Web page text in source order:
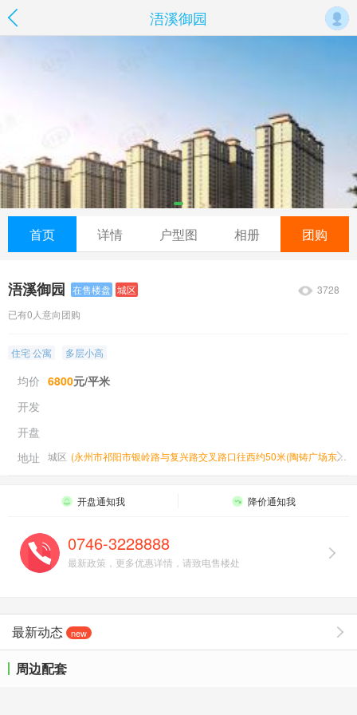
浯溪御园
首页 详情 户型图 相册 团购
3728
浯溪御园 在售楼盘 城区
已有0人意向团购
住宅 公寓 多层小高
均价 6800元/平米
开发
开盘
地址
城区 (永州市祁阳市银岭路与复兴路交叉路口往西约50米(陶铸广场东南侧)
开盘通知我 降价通知我
0746-3228888
最新政策，更多优惠详情，请致电售楼处
最新动态 new
周边配套